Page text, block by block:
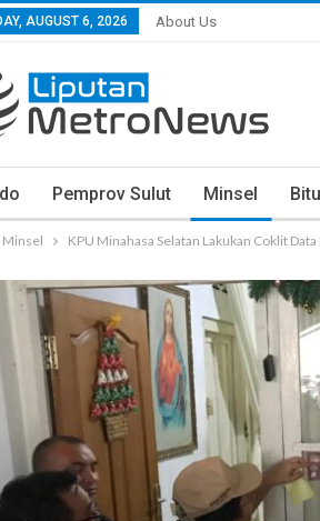
AUGUST 6, 2026 About Us
Pemprov Sulut Minsel
Minsel KPU Minahasa Selatan Lakukan Coklit